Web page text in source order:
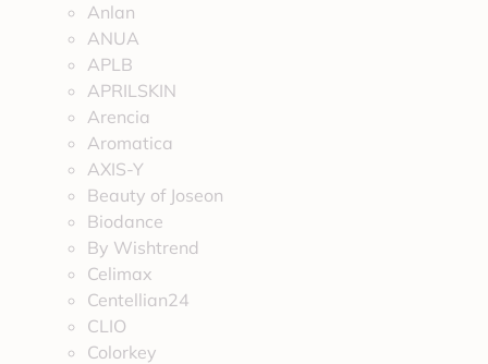
Anlan
ANUA
APLB
APRILSKIN
Arencia
Aromatica
AXIS-Y
Beauty of Joseon
Biodance
By Wishtrend
Celimax
Centellian24
CLIO
Colorkey